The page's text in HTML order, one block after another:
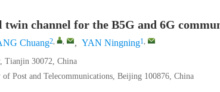
twin channel for the B5G and 6G
Chuang2, , , YAN Ningning1,
Tianjin 30072, China
Post and Telecommunications, Beijing 100876, China